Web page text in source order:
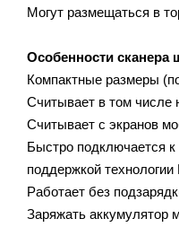
Могут размещаться в
Особенности сканера
Компактные размеры
Считывает в том числе
Считывает с экранов
Быстро подключается
поддержкой технологии
Работает без
Заряжать аккумулятор